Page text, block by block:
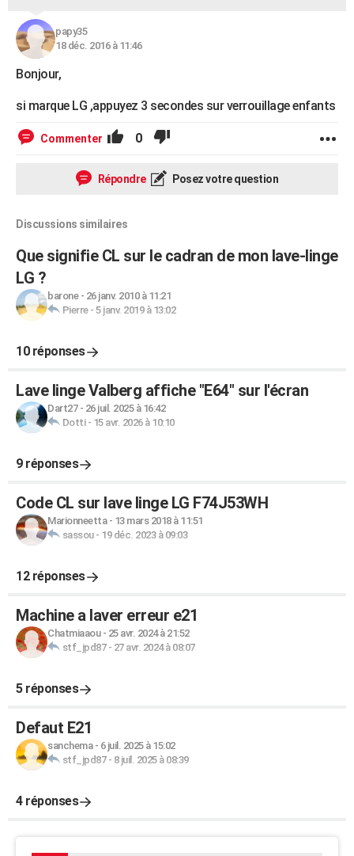
papy35
18 déc. 2016 à 11:46
Bonjour,
si marque LG ,appuyez 3 secondes sur verrouillage enfants
Commenter 0
Répondre Posez votre question
Discussions similaires
Que signifie CL sur le cadran de mon lave-linge
LG ?
barone- 26 janv. 2010 à 11:21
Pierre- 5 janv. 2019 à 13:02
10 réponses
Lave linge Valberg affiche "E64" sur l'écran
Dart27- 26 juil. 2025 à 16:42
Dotti- 15 avr. 2026 à 10:10
9 réponses
Code CL sur lave linge LG F74J53WH
Marionneetta- 13 mars 2018 à 11:51
sassou- 19 déc. 2023 à 09:03
12 réponses
Machine a laver erreur e21
Chatmiaaou- 25 avr. 2024 à 21:52
stf_jpd87- 27 avr. 2024 à 08:07
5 réponses
Defaut E21
sanchema- 6 juil. 2025 à 15:02
stf_jpd87- 8 juil. 2025 à 08:39
4 réponses